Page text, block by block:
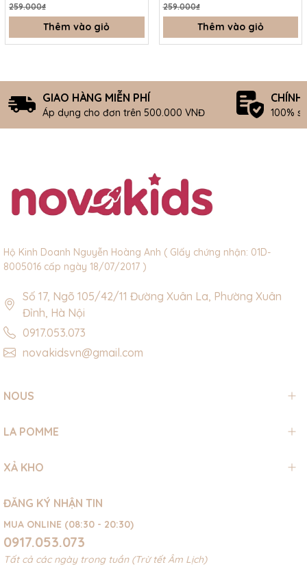
259.000₫
Thêm vào giỏ
259.000₫
Thêm vào giỏ
GIAO HÀNG MIỄN PHÍ
Áp dụng cho đơn trên 500.000 VNĐ
CHÍNH
100%
Hộ Kinh Doanh Nguyễn Hoàng Anh ( GIấy chứng nhận: 01D-
8005016 cấp ngày 18/07/2017 )
Số 17, Ngõ 105/42/11 Đường Xuân La, Phường Xuân
Đỉnh, Hà Nội
0917.053.073
novakidsvn@gmail.com
NOUS
LA POMME
XẢ KHO
ĐĂNG KÝ NHẬN TIN
MUA ONLINE (08:30 - 20:30)
0917.053.073
Tất cả các ngày trong tuần (Trừ tết Âm Lịch)